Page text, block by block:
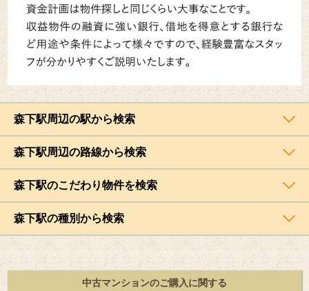
森下駅周辺の駅から検索
森下駅周辺の路線から検索
森下駅のこだわり物件を検索
森下駅の種別から検索
中古マンションのご購入に関する